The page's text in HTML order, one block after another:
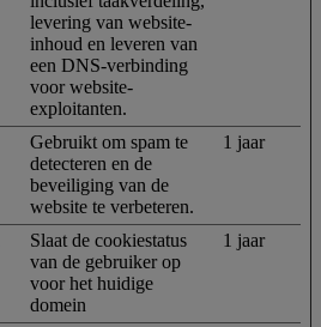
levering van website-
inhoud en leveren van
een DNS-verbinding
voor website-
exploitanten.
Gebruikt om spam te
detecteren en de
beveiliging van de
website te verbeteren.
1 jaar
Slaat de cookiestatus
van de gebruiker op
voor het huidige
domein
1 jaar